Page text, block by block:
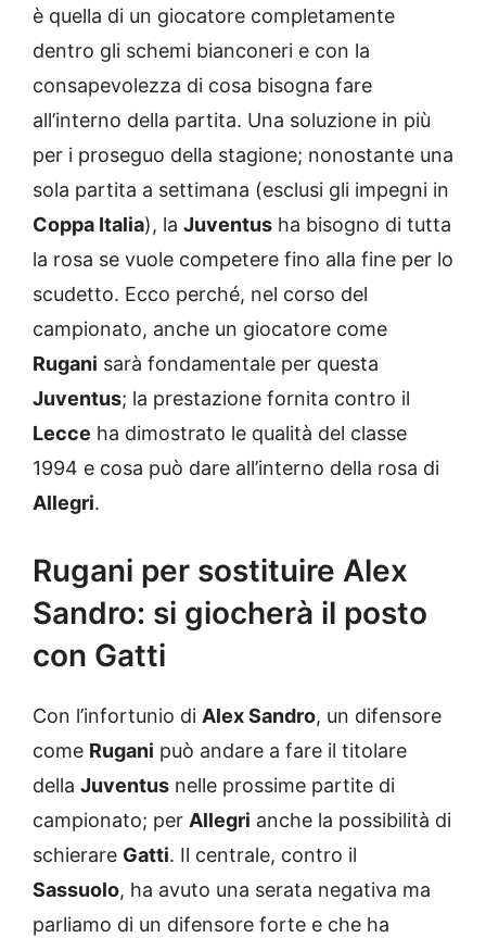
è quella di un giocatore completamente
dentro gli schemi bianconeri e con la
consapevolezza di cosa bisogna fare
all’interno della partita. Una soluzione in più
per i proseguo della stagione; nonostante una
sola partita a settimana (esclusi gli impegni in
Coppa Italia), la Juventus ha bisogno di tutta
la rosa se vuole competere fino alla fine per lo
scudetto. Ecco perché, nel corso del
campionato, anche un giocatore come
Rugani sarà fondamentale per questa
Juventus; la prestazione fornita contro il
Lecce ha dimostrato le qualità del classe
1994 e cosa può dare all’interno della rosa di
Allegri.
Rugani per sostituire Alex
Sandro: si giocherà il posto
con Gatti
Con l’infortunio di Alex Sandro, un difensore
come Rugani può andare a fare il titolare
della Juventus nelle prossime partite di
campionato; per Allegri anche la possibilità di
schierare Gatti. Il centrale, contro il
Sassuolo, ha avuto una serata negativa ma
parliamo di un difensore forte e che ha